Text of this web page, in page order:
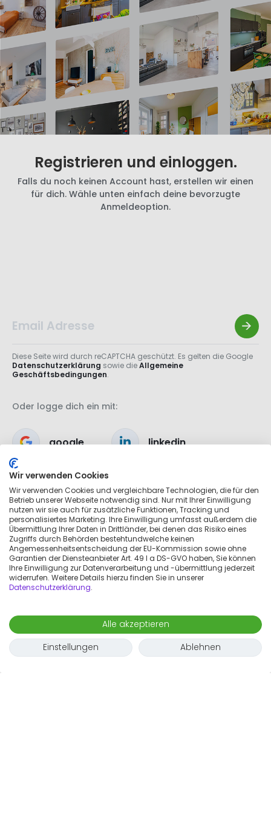
Registrieren und einloggen.
Falls du noch keinen Account hast, erstellen wir einen
für dich. Wähle unten einfach deine bevorzugte
Anmeldeoption.
Diese Seite wird durch reCAPTCHA geschützt. Es gelten die Google
Datenschutzerklärung sowie dieAllgemeine
Geschäftsbedingungen.
Oder logge dich ein mit:
google linkedin
apple
Wir verwenden Cookies
Wir verwenden Cookies und vergleichbare Technologien, die für den
Betrieb unserer Webseite notwendig sind. Nur mit Ihrer Einwilligung
nutzen wir sie auch für zusätzliche Funktionen, Tracking und
personalisiertes Marketing. Ihre Einwilligung umfasst außerdem die
Übermittlung Ihrer Daten in Drittländer, bei denen das Risiko eines
Zugriffs durch Behörden bestehtundwelche keinen
Angemessenheitsentscheidung der EU-Kommission sowie ohne
Garantien der Diensteanbieter Art. 49 I a DS-GVO haben, Sie können
Ihre Einwilligung zur Datenverarbeitung und -übermittlung jederzeit
widerrufen. Weitere Details hierzu finden Sie in unserer
Datenschutzerklärung.
Alle akzeptieren
Einstellungen
Ablehnen